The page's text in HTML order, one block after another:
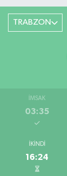
TRABZON
İMSAK
03:35
İKINDI
16:24